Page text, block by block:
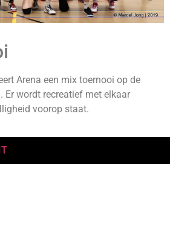
Arena een mix toernooi op de
Er wordt recreatief met elkaar
voorop staat.